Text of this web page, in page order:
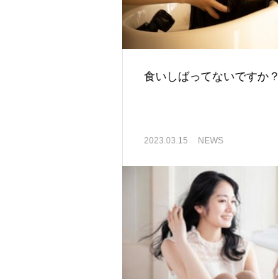
食いしばってないですか？
2023.03.15 NEWS